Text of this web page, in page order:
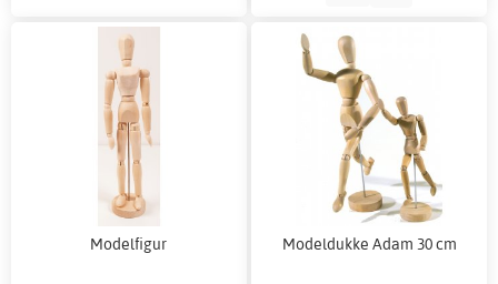
Modelfigur Modeldukke Adam 30 cm